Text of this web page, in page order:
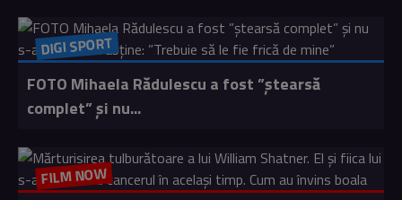
DIGI SPORT
FOTO Mihaela Rădulescu a fost ”ștearsă
complet” și nu...
FILM NOW